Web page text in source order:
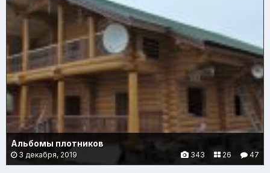
Альбомы плотников
3 декабря, 2019 47
26
343